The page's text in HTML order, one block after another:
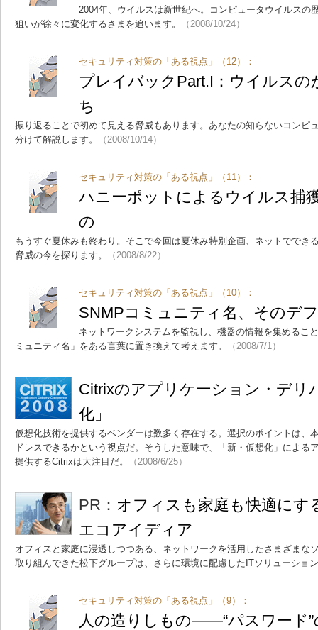
2004年、ウイルスは新世紀へ。コンピュータウイルスの
狙いが徐々に変化するさまを追います。
（2008/10/24）
セキュリティ対策の「ある視点」（12）：
プレイバックPart.I：ウイルスの
ち
振り返ることで初めて見える脅威もあります。あなたの知らないコンピ
分けて解説します。
（2008/10/14）
セキュリティ対策の「ある視点」（11）：
ハニーポットによるウイルス捕
の
もうすぐ夏休みも終わり。そこで今回は夏休み特別企画、ネットででき
脅威の今を探ります。
（2008/8/22）
セキュリティ対策の「ある視点」（10）：
SNMPコミュニティ名、そのデ
ネットワークシステムを監視し、機器の情報を集めるこ
ミュニティ名」をある言葉に置き換えて考えます。
（2008/7/1）
Citrixのアプリケーション・デリ
化」
仮想化技術を提供するベンダーは数多く存在する。選択のポイントは、
ドレスできるかという視点だ。そうした意味で、「新・仮想化」による
提供するCitrixは大注目だ。
（2008/6/25）
PR： オフィスも家庭も快適にす
エコアイディア
オフィスと家庭に浸透しつつある、ネットワークを活用したさまざまな
取り組んできた松下グループは、さらに環境に配慮したITソリューショ
セキュリティ対策の「ある視点」（9）：
人の造りしもの――“パスワード